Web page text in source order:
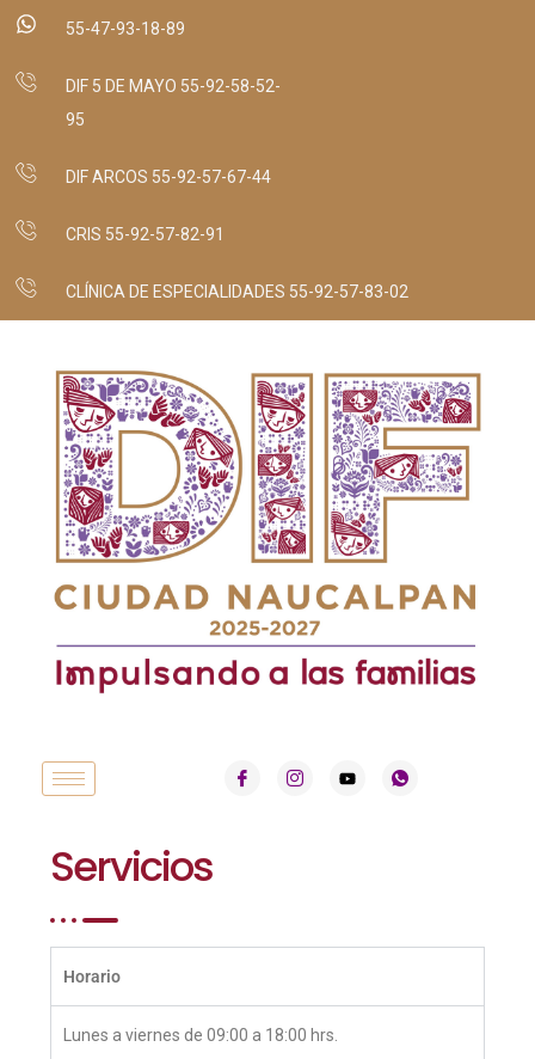
55-47-93-18-89
DIF 5 DE MAYO 55-92-58-52-
95
DIF ARCOS 55-92-57-67-44
CRIS 55-92-57-82-91
CLÍNICA DE ESPECIALIDADES 55-92-57-83-02
Servicios
Horario
Lunes a viernes de 09:00 a 18:00 hrs.